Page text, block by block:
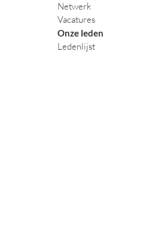
Netwerk
Vacatures
Onze leden
Ledenlijst